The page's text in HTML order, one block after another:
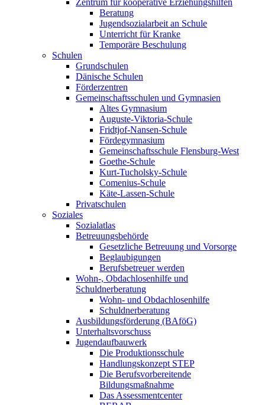
Zentrum für kooperative Erziehungshilfen
Beratung
Jugendsozialarbeit an Schule
Unterricht für Kranke
Temporäre Beschulung
Schulen
Grundschulen
Dänische Schulen
Förderzentren
Gemeinschaftsschulen und Gymnasien
Altes Gymnasium
Auguste-Viktoria-Schule
Fridtjof-Nansen-Schule
Fördegymnasium
Gemeinschaftsschule Flensburg-West
Goethe-Schule
Kurt-Tucholsky-Schule
Comenius-Schule
Käte-Lassen-Schule
Privatschulen
Soziales
Sozialatlas
Betreuungsbehörde
Gesetzliche Betreuung und Vorsorge
Beglaubigungen
Berufsbetreuer werden
Wohn-, Obdachlosenhilfe und
Schuldnerberatung
Wohn- und Obdachlosenhilfe
Schuldnerberatung
Ausbildungsförderung (BAföG)
Unterhaltsvorschuss
Jugendaufbauwerk
Die Produktionsschule
Handlungskonzept STEP
Die Berufsvorbereitende
Bildungsmaßnahme
Das Assessmentcenter